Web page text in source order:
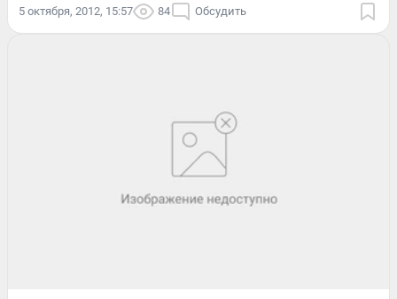
5 октября, 2012, 15:57 84 Обсудить